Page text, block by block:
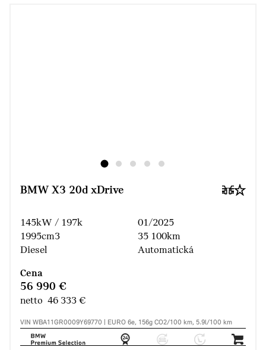
BMW X3 20d xDrive
145kW / 197k
1995cm3
Diesel
01/2025
35 100km
Automatická
Cena
56 990 €
netto 46 333 €
VIN WBA11GR0009Y69770 | EURO 6e, 156g CO2/100 km, 5.9l/100 km